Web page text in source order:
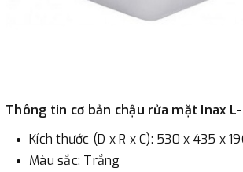
Thông tin cơ bản chậu rửa mặt Inax
Kích thước (D x R x C): 530 x 435 x
Màu sắc: Trắng​